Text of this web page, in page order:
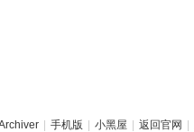
| 手机版 | 小黑屋 | 返回官网 |